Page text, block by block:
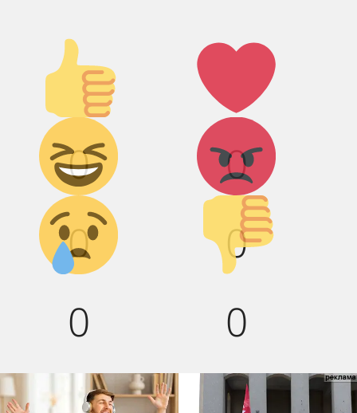
Палец
вверх!
0
Лайк!
0
Дикий
смех!
0
Агрессия!
0
Грусть :(
0
Палец
вниз!
0